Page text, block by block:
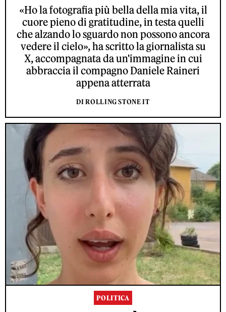
«Ho la fotografia più bella della mia vita, il
cuore pieno di gratitudine, in testa quelli
che alzando lo sguardo non possono ancora
vedere il cielo», ha scritto la giornalista su
X, accompagnata da un'immagine in cui
abbraccia il compagno Daniele Raineri
appena atterrata
DI ROLLING STONE IT
POLITICA